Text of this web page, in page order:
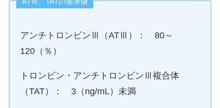
アンチトロンビンⅢ（ATⅢ）： 80～
120（％）
トロンビン・アンチトロンビンⅢ複合体
（TAT）： 3（ng/mL）未満